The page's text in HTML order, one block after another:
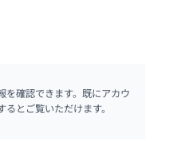
を確認できます。既にアカウ
るとご覧いただけます。